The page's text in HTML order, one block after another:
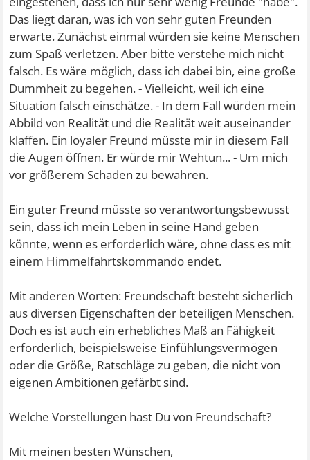
Das liegt daran, was ich von sehr guten Freunden
erwarte. Zunächst einmal würden sie keine Menschen
zum Spaß verletzen. Aber bitte verstehe mich nicht
falsch. Es wäre möglich, dass ich dabei bin, eine große
Dummheit zu begehen. - Vielleicht, weil ich eine
Situation falsch einschätze. - In dem Fall würden mein
Abbild von Realität und die Realität weit auseinander
klaffen. Ein loyaler Freund müsste mir in diesem Fall
die Augen öffnen. Er würde mir Wehtun... - Um mich
vor größerem Schaden zu bewahren.
Ein guter Freund müsste so verantwortungsbewusst
sein, dass ich mein Leben in seine Hand geben
könnte, wenn es erforderlich wäre, ohne dass es mit
einem Himmelfahrtskommando endet.
Mit anderen Worten: Freundschaft besteht sicherlich
aus diversen Eigenschaften der beteiligen Menschen.
Doch es ist auch ein erhebliches Maß an Fähigkeit
erforderlich, beispielsweise Einfühlungsvermögen
oder die Größe, Ratschläge zu geben, die nicht von
eigenen Ambitionen gefärbt sind.
Welche Vorstellungen hast Du von Freundschaft?
Mit meinen besten Wünschen,